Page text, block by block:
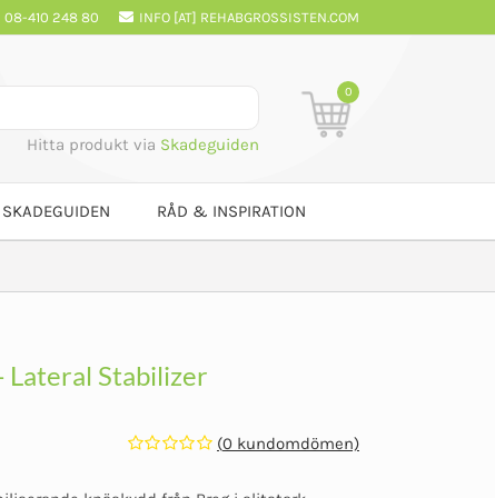
08-410 248 80 INFO [AT] REHABGROSSISTEN.COM
Hitta produkt via Skadeguiden
0
SKADEGUIDEN RÅD & INSPIRATION
Lateral Stabilizer
(0 kundomdömen)